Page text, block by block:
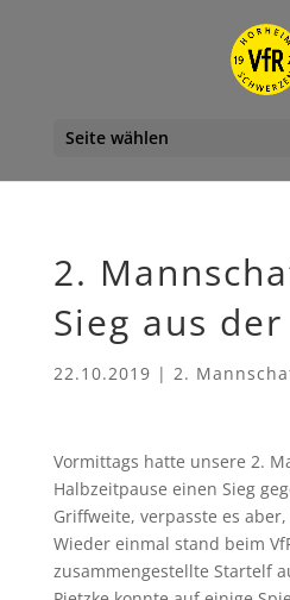
Seite wählen
2.
Sieg aus
22.10.2019 | 2.
Vormittags hatte unsere 2.
Halbzeitpause einen Sieg
Griffweite, verpasste es
Wieder einmal stand beim
zusammengestellte Startelf